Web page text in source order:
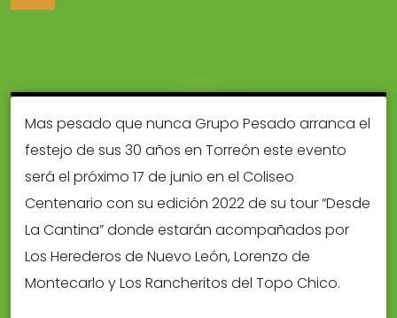
Mas pesado que nunca Grupo Pesado arranca el
festejo de sus 30 años en Torreón este evento
será el próximo 17 de junio en el Coliseo
Centenario con su edición 2022 de su tour “Desde
La Cantina” donde estarán acompañados por
Los Herederos de Nuevo León, Lorenzo de
Montecarlo y Los Rancheritos del Topo Chico.